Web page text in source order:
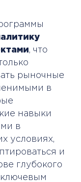
, что
рыночные
в
навыки
в
условиях,
и
глубокого
ключевым